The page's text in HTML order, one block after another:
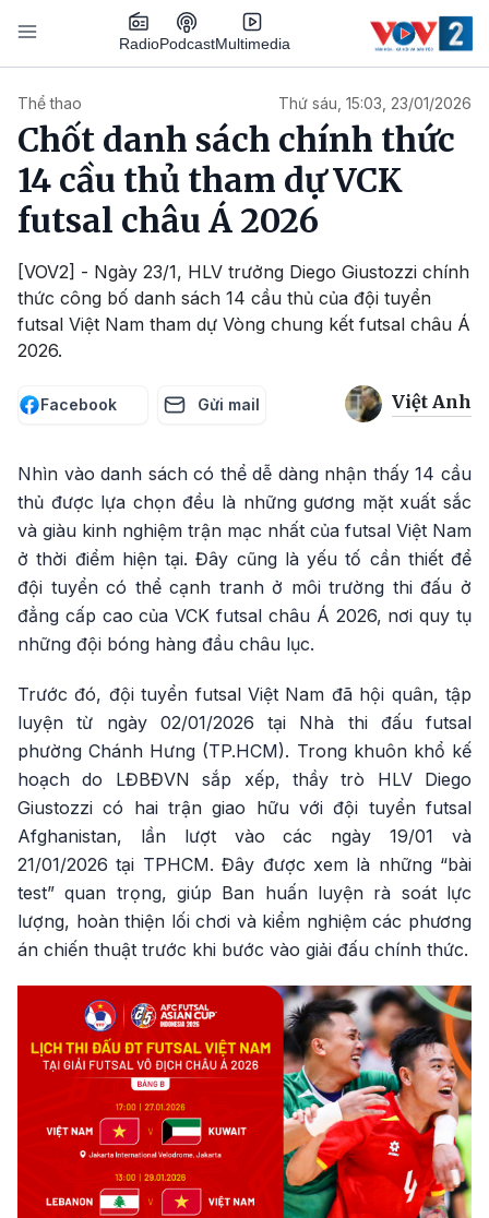
Nhảy đến nội dung
RadioPodcastMultimedia
Thể thao Thứ sáu, 15:03, 23/01/2026
Chốt danh sách chính thức
14 cầu thủ tham dự VCK
futsal châu Á 2026
[VOV2] - Ngày 23/1, HLV trưởng Diego Giustozzi chính
thức công bố danh sách 14 cầu thủ của đội tuyển
futsal Việt Nam tham dự Vòng chung kết futsal châu Á
2026.
Facebook Gửi mail Việt Anh
Nhìn vào danh sách có thể dễ dàng nhận thấy 14 cầu
thủ được lựa chọn đều là những gương mặt xuất sắc
và giàu kinh nghiệm trận mạc nhất của futsal Việt Nam
ở thời điểm hiện tại. Đây cũng là yếu tố cần thiết để
đội tuyển có thể cạnh tranh ở môi trường thi đấu ở
đẳng cấp cao của VCK futsal châu Á 2026, nơi quy tụ
những đội bóng hàng đầu châu lục.
Trước đó, đội tuyển futsal Việt Nam đã hội quân, tập
luyện từ ngày 02/01/2026 tại Nhà thi đấu futsal
phường Chánh Hưng (TP.HCM). Trong khuôn khổ kế
hoạch do LĐBĐVN sắp xếp, thầy trò HLV Diego
Giustozzi có hai trận giao hữu với đội tuyển futsal
Afghanistan, lần lượt vào các ngày 19/01 và
21/01/2026 tại TPHCM. Đây được xem là những “bài
test” quan trọng, giúp Ban huấn luyện rà soát lực
lượng, hoàn thiện lối chơi và kiểm nghiệm các phương
án chiến thuật trước khi bước vào giải đấu chính thức.